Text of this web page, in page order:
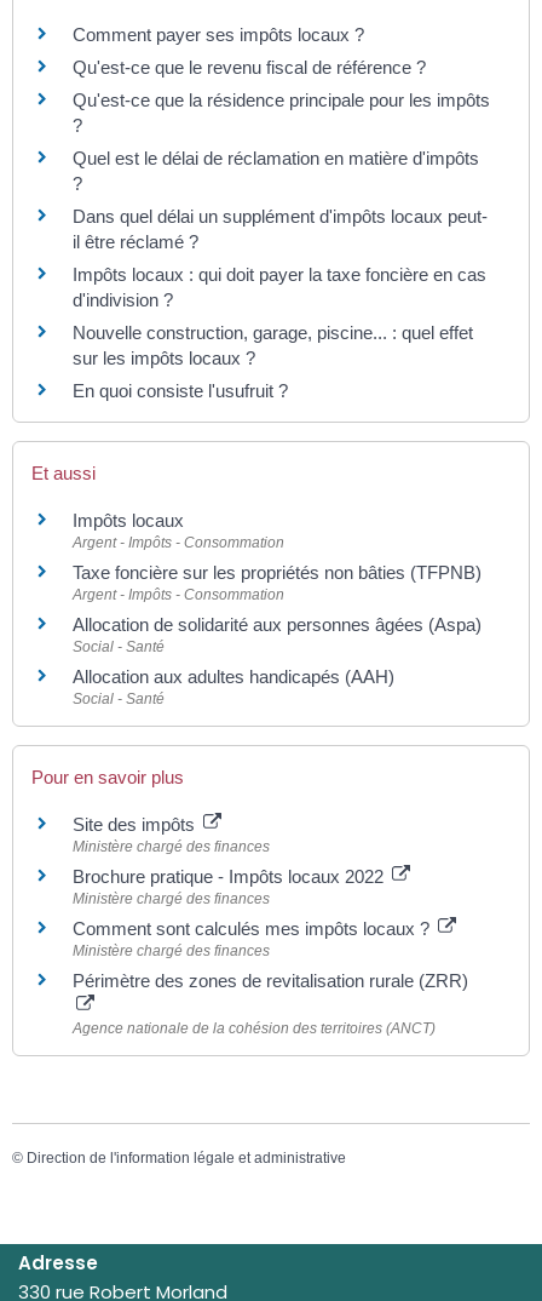
Comment payer ses impôts locaux ?
Qu'est-ce que le revenu fiscal de référence ?
Qu'est-ce que la résidence principale pour les impôts
?
Quel est le délai de réclamation en matière d'impôts
?
Dans quel délai un supplément d'impôts locaux peut-
il être réclamé ?
Impôts locaux : qui doit payer la taxe foncière en cas
d'indivision ?
Nouvelle construction, garage, piscine... : quel effet
sur les impôts locaux ?
En quoi consiste l'usufruit ?
Et aussi
Impôts locaux
Argent - Impôts - Consommation
Taxe foncière sur les propriétés non bâties (TFPNB)
Argent - Impôts - Consommation
Allocation de solidarité aux personnes âgées (Aspa)
Social - Santé
Allocation aux adultes handicapés (AAH)
Social - Santé
Pour en savoir plus
Site des impôts
Ministère chargé des finances
Brochure pratique - Impôts locaux 2022
Ministère chargé des finances
Comment sont calculés mes impôts locaux ?
Ministère chargé des finances
Périmètre des zones de revitalisation rurale (ZRR)
Agence nationale de la cohésion des territoires (ANCT)
© Direction de l'information légale et administrative
Adresse
330 rue Robert Morland